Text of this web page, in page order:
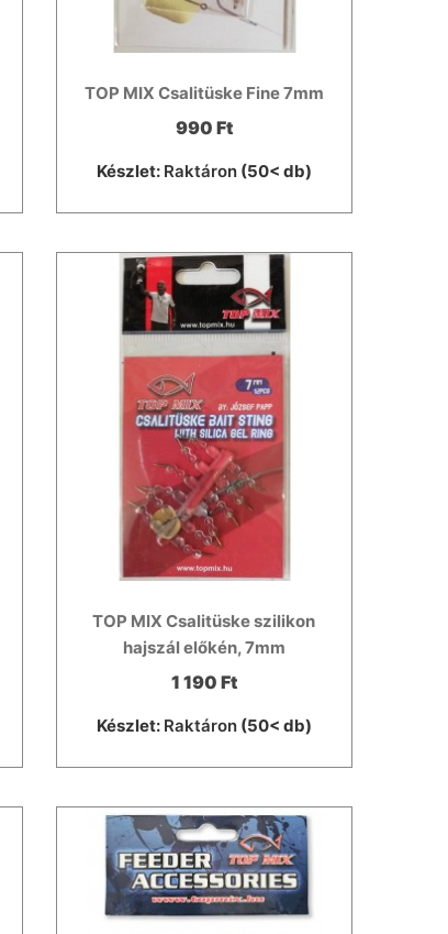
TOP MIX Csalitüske Fine 7mm
990 Ft
Készlet: Raktáron(50< db)
TOP MIX Csalitüske szilikon
hajszál előkén, 7mm
1 190 Ft
Készlet: Raktáron(50< db)